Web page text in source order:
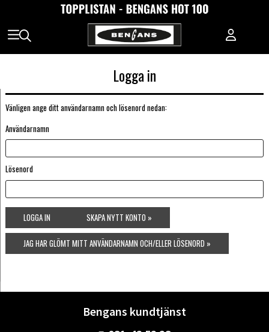
Logga in
Vänligen ange ditt användarnamn och lösenord nedan:
Användarnamn
Lösenord
LOGGA IN SKAPA NYTT KONTO »
JAG HAR GLÖMT MITT ANVÄNDARNAMN OCH/ELLER LÖSENORD »
Bengans kundtjänst